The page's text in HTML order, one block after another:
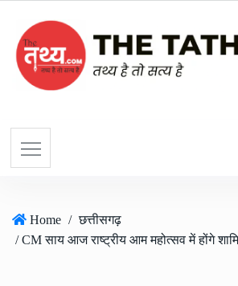
Home / छत्तीसगढ़
/ CM साय आज राष्ट्रीय आम महोत्सव में होंगे